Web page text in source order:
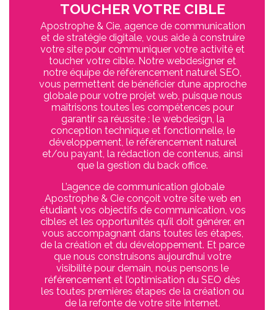
TOUCHER VOTRE CIBLE
Apostrophe & Cie, agence de communication
et de stratégie digitale, vous aide à construire
votre site pour communiquer votre activité et
toucher votre cible. Notre webdesigner et
notre équipe de référencement naturel SEO,
vous permettent de bénéficier d’une approche
globale pour votre projet web, puisque nous
maîtrisons toutes les compétences pour
garantir sa réussite : le webdesign, la
conception technique et fonctionnelle, le
développement, le référencement naturel
et/ou payant, la rédaction de contenus, ainsi
que la gestion du back office.
L’agence de communication globale
Apostrophe & Cie conçoit votre site web en
étudiant vos objectifs de communication, vos
cibles et les opportunités qu’il doit générer, en
vous accompagnant dans toutes les étapes,
de la création et du développement. Et parce
que nous construisons aujourd’hui votre
visibilité pour demain, nous pensons le
référencement et l’optimisation du SEO dès
les toutes premières étapes de la création ou
de la refonte de votre site Internet.